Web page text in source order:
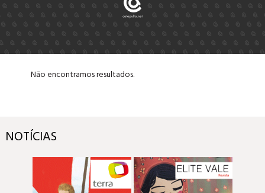
Não encontramos resultados.
NOTÍCIAS